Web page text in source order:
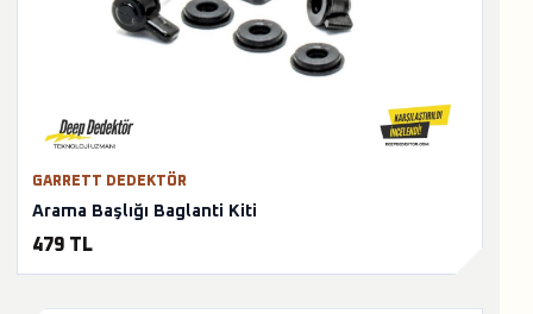
GARRETT DEDEKTÖR
Arama Başlığı Baglanti Kiti
479 TL